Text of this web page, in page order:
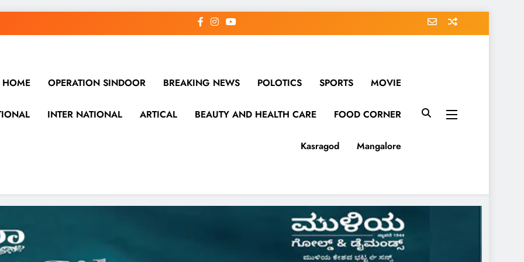
HOME OPERATION SINDOOR BREAKING NEWS POLOTICS SPORTS MOVIE
INTER NATIONAL ARTICAL BEAUTY AND HEALTH CARE FOOD CORNER
Kasragod Mangalore